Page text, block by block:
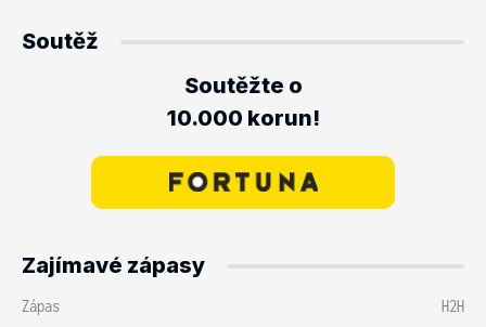
Soutěž
Soutěžte o
10.000 korun!
Zajímavé zápasy
Zápas
H2H